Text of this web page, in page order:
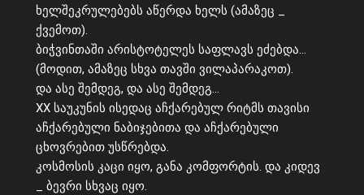
ხელშეკრულებებს აწერდა ხელს (ამაზეც _
ქვემოთ).
ბიჭვინთაში არისტოტელეს საფლავს ეძებდა…
(მოდით, ამაზეც სხვა თავში ვილაპარაკოთ).
და ასე შემდეგ, და ასე შემდეგ…
XX საუკუნის ისედაც აჩქარებულ რიტმს თავისი
აჩქარებული ნაბიჯებითა და აჩქარებული
ცხოვრებით უსწრებდა.
კოსმოსის კაცი იყო, განა კომფორტის. და კიდევ
_ ბევრი სხვაც იყო.